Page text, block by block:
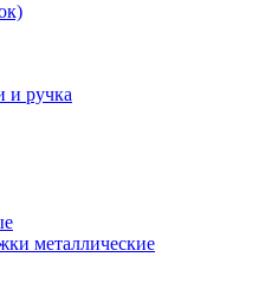
и ручка
металлические